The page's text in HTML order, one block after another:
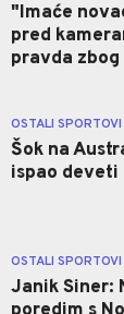
"Imaće
pred
pravda
OSTALI SPORTOVI
Šok na
ispao
OSTALI SPORTOVI
Janik Siner: